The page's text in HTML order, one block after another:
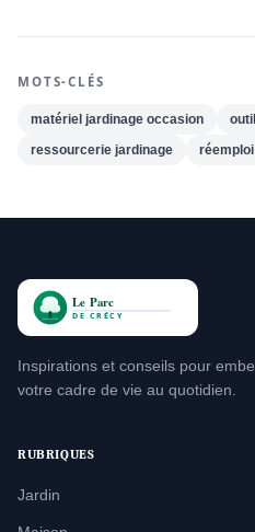
MOTS-CLÉS
matériel jardinage occasion
ressourcerie jardinage
Inspirations et conseils pour
votre cadre de vie au quotidien.
RUBRIQUES
Jardin